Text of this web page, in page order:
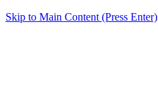
Skip to Main Content (Press Enter)